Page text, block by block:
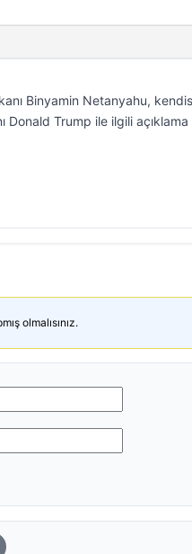
Binyamin Netanyahu,
Donald Trump ile ilgili
olmalısınız.